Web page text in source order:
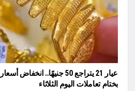
عيار 21 يتراجع 50 جنيهًا..
بختام تعاملات اليوم الثلاثاء